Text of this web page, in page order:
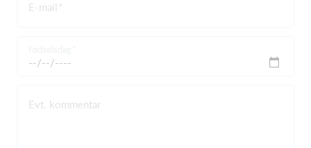
E-mail
Evt. kommentar